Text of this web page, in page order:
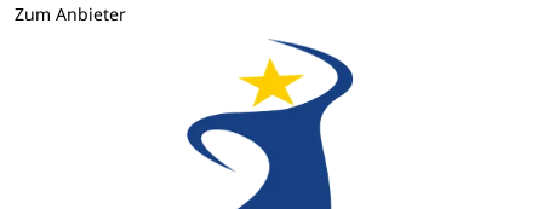
Zum Anbieter